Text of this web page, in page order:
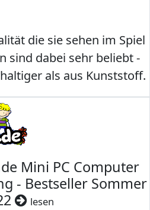
die sie sehen im Spiel
sind dabei sehr beliebt -
als aus Kunststoff.
Mini PC Computer
- Bestseller Sommer
lesen